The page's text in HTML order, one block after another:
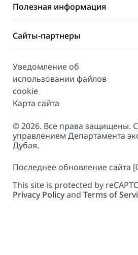
Полезная информация
Сайты-партнеры
Уведомление об
использовании файлов
cookie
Карта сайта
© 2026. Все права защищены.
управлением Департамента
Дубая.
Последнее обновление сайта
This site is protected by
Privacy Policyand Terms of